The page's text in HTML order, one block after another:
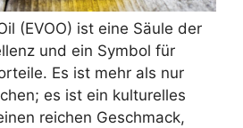
(EVOO) ist eine Säule der
und ein Symbol für
Es ist mehr als nur
es ist ein kulturelles
reichen Geschmack,